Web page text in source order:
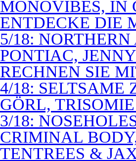
MONOVIBES, IN
ENTDECKE DIE
5/18:
PONTIAC,
RECHNEN SIE
4/18: SELTSAME
GÖRL,
3/18:
CRIMINAL
TENTREES &